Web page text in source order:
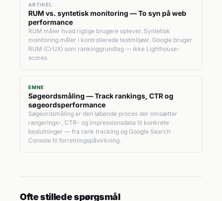
ARTIKEL
RUM vs. syntetisk monitoring — To syn på web
performance
RUM måler hvad rigtige brugere oplever. Syntetisk
monitoring måler i kontrollerede testmiljøer. Google bruger
RUM (CrUX) som rankinggrundlag — ikke Lighthouse-
scores.
EMNE
Søgeordsmåling — Track rankings, CTR og
søgeordsperformance
Søgeordsmåling er den løbende proces der omsætter
rangerings-, CTR- og impressionsdata til konkrete
beslutninger — fra rank tracking og Google Search
Console til forretningspåvirkning.
Ofte stillede spørgsmål